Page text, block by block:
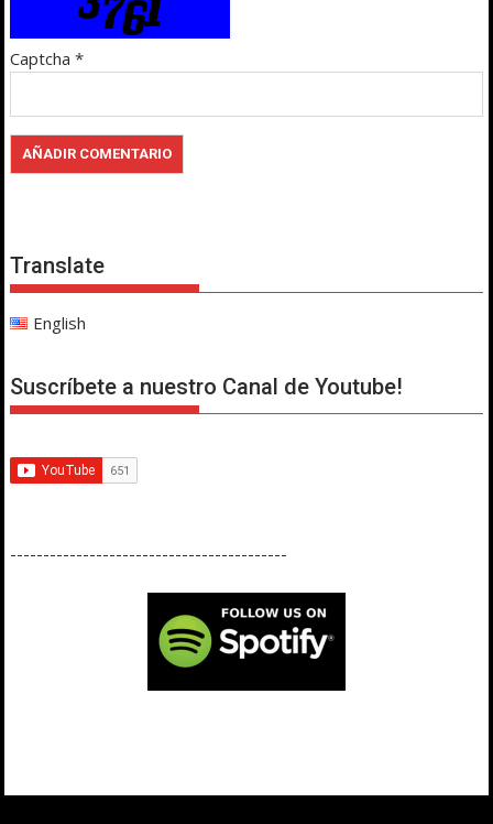
Captcha *
Translate
English
Suscríbete a nuestro Canal de Youtube!
------------------------------------------